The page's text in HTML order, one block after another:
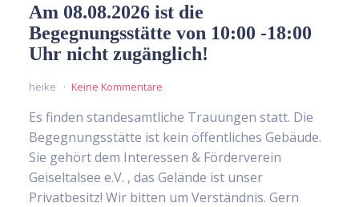
Am 08.08.2026 ist die
Begegnungsstätte von 10:00 -18:00
Uhr nicht zugänglich!
heike Keine Kommentare
Es finden standesamtliche Trauungen statt. Die
Begegnungsstätte ist kein öffentliches Gebäude.
Sie gehört dem Interessen & Förderverein
Geiseltalsee e.V. , das Gelände ist unser
Privatbesitz! Wir bitten um Verständnis. Gern